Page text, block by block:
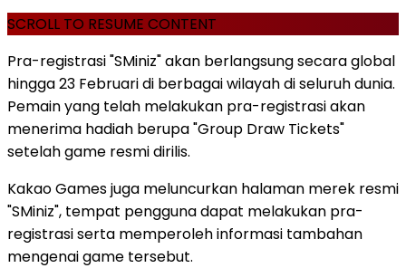
SCROLL TO RESUME CONTENT
Pra-registrasi "SMiniz" akan berlangsung secara global
hingga 23 Februari di berbagai wilayah di seluruh dunia.
Pemain yang telah melakukan pra-registrasi akan
menerima hadiah berupa "Group Draw Tickets"
setelah game resmi dirilis.
Kakao Games juga meluncurkan halaman merek resmi
"SMiniz", tempat pengguna dapat melakukan pra-
registrasi serta memperoleh informasi tambahan
mengenai game tersebut.